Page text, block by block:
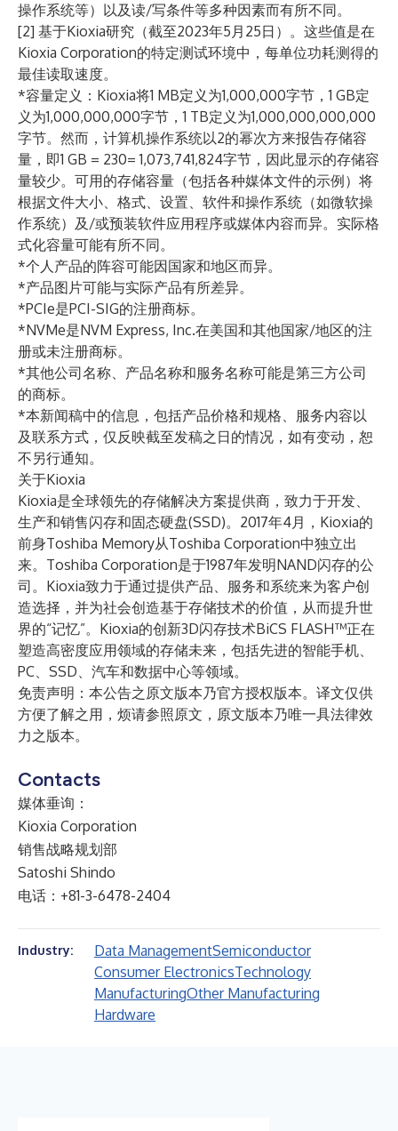
操作系统等）以及读/写条件等多种因素而有所不同。
[2] 基于Kioxia研究（截至2023年5月25日）。这些值是在
Kioxia Corporation的特定测试环境中，每单位功耗测得的
最佳读取速度。
*容量定义：Kioxia将1 MB定义为1,000,000字节，1 GB定
义为1,000,000,000字节，1 TB定义为1,000,000,000,000
字节。然而，计算机操作系统以2的幂次方来报告存储容
量，即1 GB = 230= 1,073,741,824字节，因此显示的存储容
量较少。可用的存储容量（包括各种媒体文件的示例）将
根据文件大小、格式、设置、软件和操作系统（如微软操
作系统）及/或预装软件应用程序或媒体内容而异。实际格
式化容量可能有所不同。
*个人产品的阵容可能因国家和地区而异。
*产品图片可能与实际产品有所差异。
*PCIe是PCI-SIG的注册商标。
*NVMe是NVM Express, Inc.在美国和其他国家/地区的注
册或未注册商标。
*其他公司名称、产品名称和服务名称可能是第三方公司
的商标。
*本新闻稿中的信息，包括产品价格和规格、服务内容以
及联系方式，仅反映截至发稿之日的情况，如有变动，恕
不另行通知。
关于Kioxia
Kioxia是全球领先的存储解决方案提供商，致力于开发、
生产和销售闪存和固态硬盘(SSD)。2017年4月，Kioxia的
前身Toshiba Memory从Toshiba Corporation中独立出
来。Toshiba Corporation是于1987年发明NAND闪存的公
司。Kioxia致力于通过提供产品、服务和系统来为客户创
造选择，并为社会创造基于存储技术的价值，从而提升世
界的“记忆”。Kioxia的创新3D闪存技术BiCS FLASH™正在
塑造高密度应用领域的存储未来，包括先进的智能手机、
PC、SSD、汽车和数据中心等领域。
免责声明：本公告之原文版本乃官方授权版本。译文仅供
方便了解之用，烦请参照原文，原文版本乃唯一具法律效
力之版本。
Contacts
媒体垂询：
Kioxia Corporation
销售战略规划部
Satoshi Shindo
电话：+81-3-6478-2404
Industry: Data ManagementSemiconductor
Consumer ElectronicsTechnology
ManufacturingOther Manufacturing
Hardware